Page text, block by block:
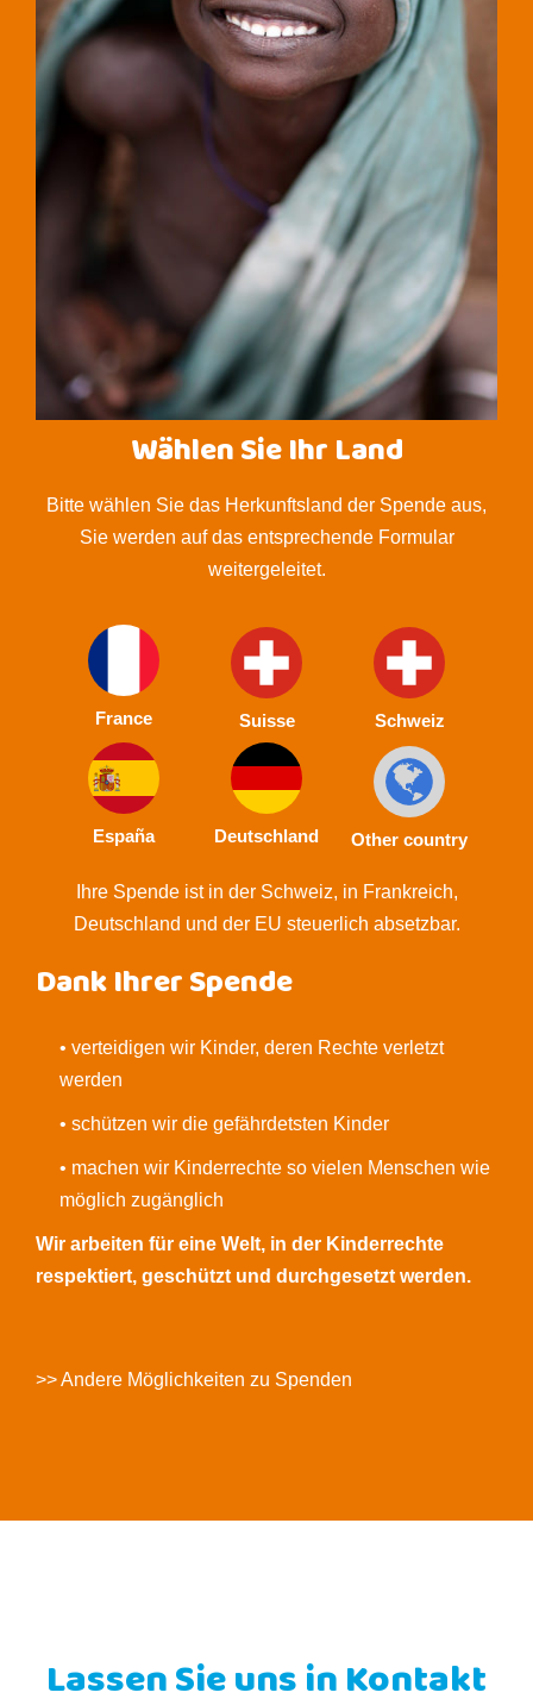
Wählen Sie Ihr Land
Bitte wählen Sie das Herkunftsland der Spende aus,
Sie werden auf das entsprechende Formular
weitergeleitet.
France Suisse Schweiz
España Deutschland Other country
Ihre Spende ist in der Schweiz, in Frankreich,
Deutschland und der EU steuerlich absetzbar.
Dank Ihrer Spende
• verteidigen wir Kinder, deren Rechte verletzt
werden
• schützen wir die gefährdetsten Kinder
• machen wir Kinderrechte so vielen Menschen wie
möglich zugänglich
Wir arbeiten für eine Welt, in der Kinderrechte
respektiert, geschützt und durchgesetzt werden.
>> Andere Möglichkeiten zu Spenden
Lassen Sie uns in Kontakt